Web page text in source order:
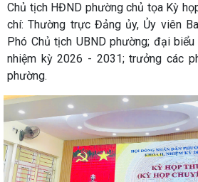
Chủ tịch HĐND phường chủ tọa Kỳ
chí: Thường trực Đảng ủy, Ủy viên
Phó Chủ tịch UBND phường; đại
nhiệm kỳ 2026 - 2031; trưởng các
phường.